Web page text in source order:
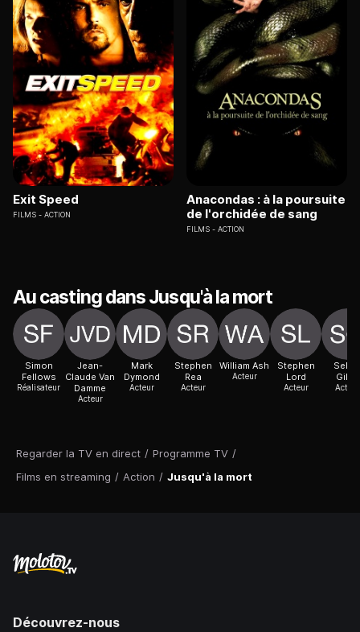
Regarder la TV en direct / Programme TV /
Films en streaming / Action / Jusqu'à la mort
Exit Speed
FILMS ACTION
Anacondas : à la poursuite
de l'orchidée de sang
FILMS ACTION
Au casting dans Jusqu'à la mort
Simon
Fellows
Réalisateur
Jean-
Claude Van
Damme
Acteur
Mark
Dymond
Acteur
Stephen
Rea
Acteur
William Ash
Acteur
Stephen
Lord
Acteur
Giles
Acteur
Découvrez-nous